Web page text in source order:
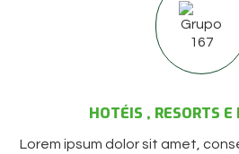
HOTÉIS , RESORTS E
Lorem ipsum dolor sit amet,